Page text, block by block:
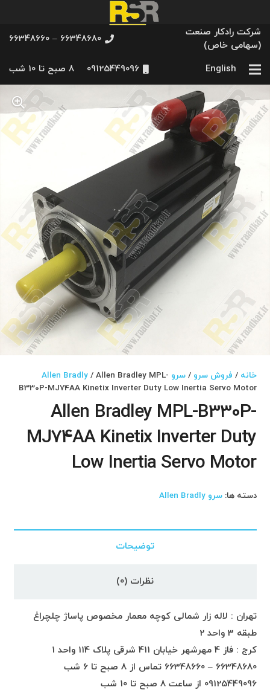
شرکت رادکار صنعت
(سهامی خاص)
66348680 – 66348660
English
09125449096 8 صبح تا 10 شب
خانه / فروش سرو /سرو Allen Bradly / Allen Bradley MPL-
B330P-MJ74AA Kinetix Inverter Duty Low Inertia Servo Motor
Allen Bradley MPL-B330P-
MJ74AA Kinetix Inverter Duty
Low Inertia Servo Motor
دسته ها:سرو Allen Bradly
توضیحات
نظرات (0)
تهران : لاله زار شمالی کوچه معمار مخصوص پاساژ چلچراغ
طبقه 3 واحد 2
کرج : فاز 4 مهرشهر خیابان 411 شرقی پلاک 114 واحد 1
66348680 – 66348660 تماس از 8 صبح تا 6 شب
09125449096 از ساعت 8 صبح تا 10 شب